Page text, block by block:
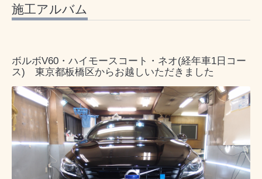
施工アルバム
ボルボV60・ハイモースコート・ネオ(経年車1日コー
ス) 東京都板橋区からお越しいただきました